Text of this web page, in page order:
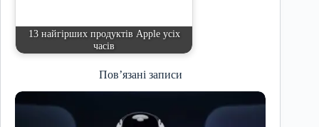
13 найгірших продуктів Apple усіх
часів
Пов’язані записи